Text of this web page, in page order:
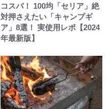
コスパ！ 100均「セリア」絶
対押さえたい「キャンプギ
ア」8選！ 実使用レポ【2024
年最新版】